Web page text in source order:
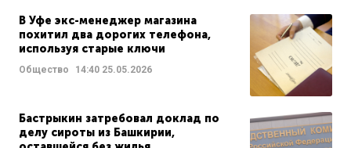
В Уфе экс-менеджер магазина
похитил два дорогих телефона,
используя старые ключи
Общество 14:40 25.05.2026
Бастрыкин затребовал доклад по
делу сироты из Башкирии,